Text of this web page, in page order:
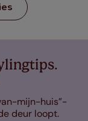
mijn-huis”-
deur loopt.